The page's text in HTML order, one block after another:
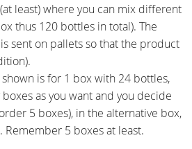
least) where you can mix different
thus 120 bottles in total). The
sent on pallets so that the product
shown is for 1 box with 24 bottles,
as you want and you decide
5 boxes), in the alternative box,
Remember 5 boxes at least.